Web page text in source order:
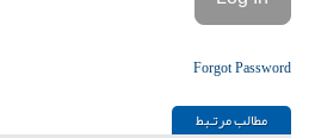
Forgot Password
مطالب مرتـبط